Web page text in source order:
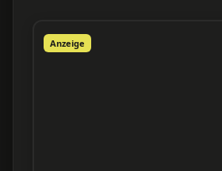
Anzeige